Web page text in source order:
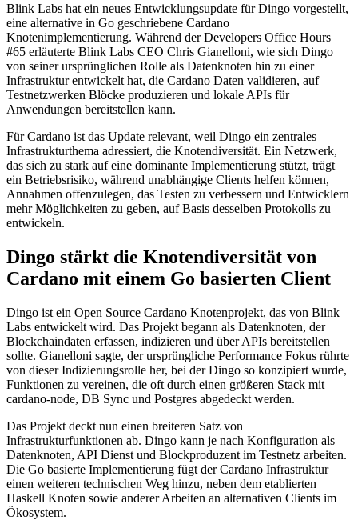
Blink Labs hat ein neues Entwicklungsupdate für Dingo vorgestellt,
eine alternative in Go geschriebene Cardano
Knotenimplementierung. Während der Developers Office Hours
#65 erläuterte Blink Labs CEO Chris Gianelloni, wie sich Dingo
von seiner ursprünglichen Rolle als Datenknoten hin zu einer
Infrastruktur entwickelt hat, die Cardano Daten validieren, auf
Testnetzwerken Blöcke produzieren und lokale APIs für
Anwendungen bereitstellen kann.
Für Cardano ist das Update relevant, weil Dingo ein zentrales
Infrastrukturthema adressiert, die Knotendiversität. Ein Netzwerk,
das sich zu stark auf eine dominante Implementierung stützt, trägt
ein Betriebsrisiko, während unabhängige Clients helfen können,
Annahmen offenzulegen, das Testen zu verbessern und Entwicklern
mehr Möglichkeiten zu geben, auf Basis desselben Protokolls zu
entwickeln.
Dingo stärkt die Knotendiversität von
Cardano mit einem Go basierten Client
Dingo ist ein Open Source Cardano Knotenprojekt, das von Blink
Labs entwickelt wird. Das Projekt begann als Datenknoten, der
Blockchaindaten erfassen, indizieren und über APIs bereitstellen
sollte. Gianelloni sagte, der ursprüngliche Performance Fokus rührte
von dieser Indizierungsrolle her, bei der Dingo so konzipiert wurde,
Funktionen zu vereinen, die oft durch einen größeren Stack mit
cardano-node, DB Sync und Postgres abgedeckt werden.
Das Projekt deckt nun einen breiteren Satz von
Infrastrukturfunktionen ab. Dingo kann je nach Konfiguration als
Datenknoten, API Dienst und Blockproduzent im Testnetz arbeiten.
Die Go basierte Implementierung fügt der Cardano Infrastruktur
einen weiteren technischen Weg hinzu, neben dem etablierten
Haskell Knoten sowie anderer Arbeiten an alternativen Clients im
Ökosystem.